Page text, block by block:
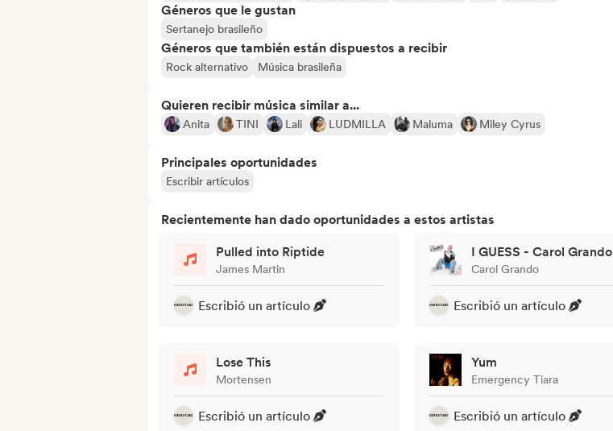
Géneros que le gustan
Sertanejo brasileño
Géneros que también están dispuestos a recibir
Rock alternativo Música brasileña
Quieren recibir música similar a...
Anita TINI Lali LUDMILLA Maluma Miley Cyrus
Principales oportunidades
Escribir artículos
Recientemente han dado oportunidades a estos artistas
Pulled into Riptide
James Martin
Escribió un artículo
I GUESS - Carol Grando
Carol Grando
Escribió un artículo
Lose This
Mortensen
Escribió un artículo
Yum
Emergency Tiara
Escribió un artículo